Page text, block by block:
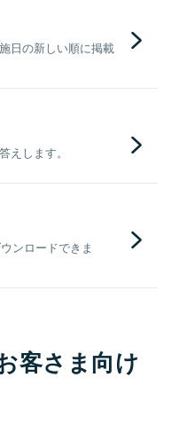
日の新しい順に掲載
えします。
ンロードできま
客さま向け